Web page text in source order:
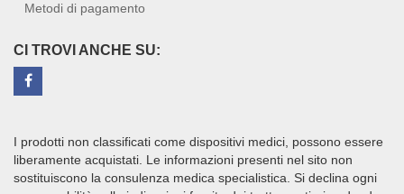
Metodi di pagamento
CI TROVI ANCHE SU:
I prodotti non classificati come dispositivi medici, possono essere
liberamente acquistati. Le informazioni presenti nel sito non
sostituiscono la consulenza medica specialistica. Si declina ogni